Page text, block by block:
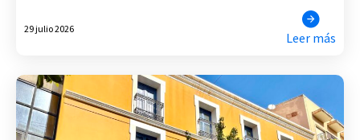
29 julio 2026
Leer más